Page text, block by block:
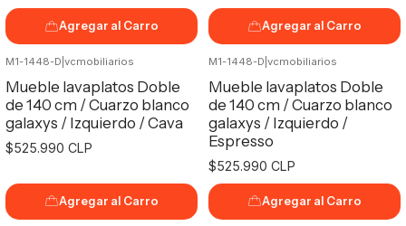
Agregar al Carro Agregar al Carro
M1-1448-D vcmobiliarios
Mueble lavaplatos Doble
de 140 cm / Cuarzo blanco
galaxys / Izquierdo / Cava
$525.990 CLP
Agregar al Carro
M1-1448-D vcmobiliarios
Mueble lavaplatos Doble
de 140 cm / Cuarzo blanco
galaxys / Izquierdo /
Espresso
$525.990 CLP
Agregar al Carro